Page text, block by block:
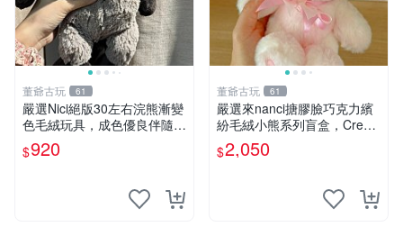
董爺古玩 61
嚴選Nici絕版30左右浣熊漸變
色毛絨玩具，成色優良伴隨原
廠牌標 浣熊 玩具 毛絨
$920
董爺古玩 61
嚴選來nanci搪膠臉巧克力繽
紛毛絨小熊系列盲盒，Crea
my櫻花巧藝盲盒 隱藏款Crea
my櫻花巧藝 嬰熊盲盒娃娃 樂
$2,050